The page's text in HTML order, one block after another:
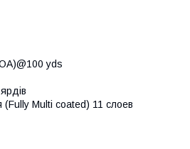
yds
(Fully Multi coated) 11 слоев